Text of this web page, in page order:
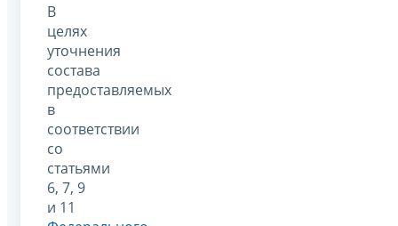
В
целях
уточнения
состава
предоставляемых
в
соответствии
со
статьями
6, 7, 9
и 11